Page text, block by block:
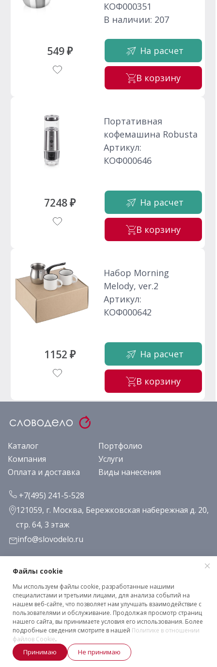
549 ₽
КОФ000351
В наличии: 207
На расчет
В корзину
7248 ₽
Портативная
кофемашина Robusta
Артикул:
КОФ000646
На расчет
В корзину
1152 ₽
Набор Morning
Melody, ver.2
Артикул:
КОФ000642
На расчет
В корзину
Каталог
Портфолио
Компания
Услуги
Оплата и доставка
Виды нанесения
+7(495) 241-5-528
121059, г. Москва, Бережковская набережная д. 20,
стр. 64, 3 этаж
info@slovodelo.ru
Заказать звонок
Подписаться на рассылку
Клиентское соглашение
Политика конфиденциальности
2026 © «Словодело». Все права защищены
Файлы cookie
Мы используем файлы cookie, разработанные нашими
специалистами и третьими лицами, для анализа событий на
нашем веб-сайте, что позволяет нам улучшать взаимодействие с
пользователями и обслуживание. Продолжая просмотр страниц
нашего сайта, вы принимаете условия его использования. Более
подробные сведения смотрите в нашей Политике в отношении
файлов Cookie.
Принимаю Не принимаю